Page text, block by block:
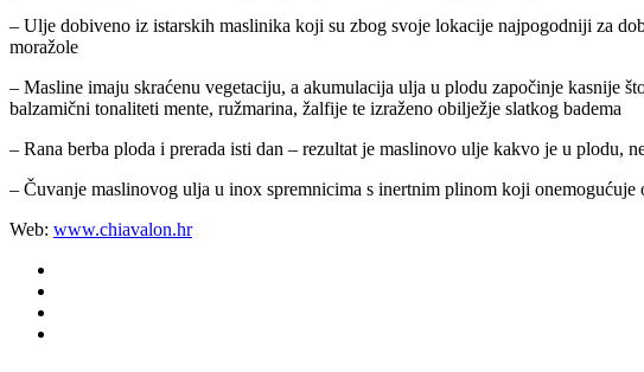
– Ulje dobiveno iz istarskih maslinika koji su zbog svoje lokacije najpogodniji za
moražole
– Masline imaju skraćenu vegetaciju, a akumulacija ulja u plodu započinje kasnije
balzamični tonaliteti mente, ružmarina, žalfije te izraženo obilježje slatkog badema
– Rana berba ploda i prerada isti dan – rezultat je maslinovo ulje kakvo je u
– Čuvanje maslinovog ulja u inox spremnicima s inertnim plinom koji onemogućuje
Web: www.chiavalon.hr